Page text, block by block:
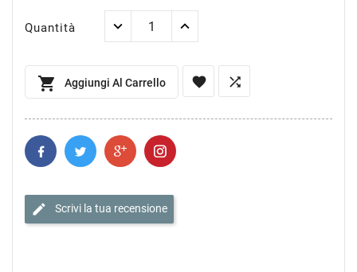
Quantità
 Aggiungi Al Carrello  
edit Scrivi la tua recensione